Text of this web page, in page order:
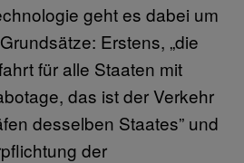
geht es dabei um
Erstens, „die
für alle Staaten mit
das ist der Verkehr
desselben Staates” und
der